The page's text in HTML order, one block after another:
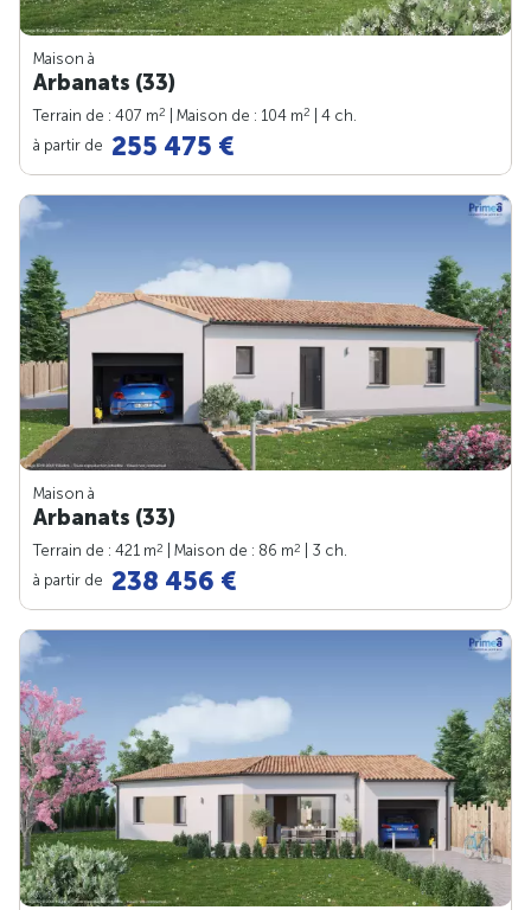
Maison à
Arbanats (33)
Terrain de : 407 m2 | Maison de : 104 m2
| 4 ch.
à partir de 255 475 €
Maison à
Arbanats (33)
Terrain de : 421 m2 | Maison de : 86 m2
| 3 ch.
à partir de 238 456 €